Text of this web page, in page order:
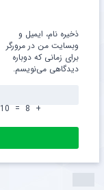
ذخیره نام، ایمیل و
وبسایت من در مرورگر
برای زمانی که دوباره
دیدگاهی می‌نویسم.
+
8
=
10